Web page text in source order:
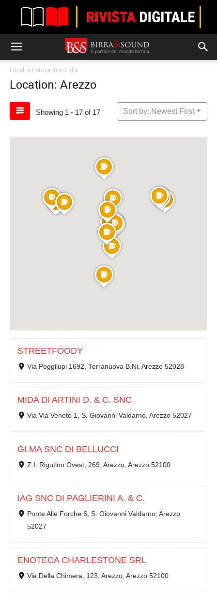
Locali e ristoranti in Italia
Location: Arezzo
Showing 1 - 17 of 17 Sort by: Newest First
STREETFOODY
Via Poggilupi 1692, Terranuova B.Ni, Arezzo 52028
MIDA DI ARTINI D. & C. SNC
Via Via Veneto 1, S. Giovanni Valdarno, Arezzo 52027
GI.MA SNC DI BELLUCCI
Z.I. Rigutino Ovest, 269, Arezzo, Arezzo 52100
IAG SNC DI PAGLIERINI A. & C.
Ponte Alle Forche 6, S. Giovanni Valdarno, Arezzo
52027
ENOTECA CHARLESTONE SRL
Via Della Chimera, 123, Arezzo, Arezzo 52100